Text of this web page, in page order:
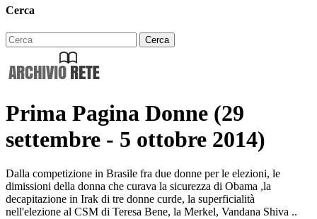
Cerca
Prima Pagina Donne (29
settembre - 5 ottobre 2014)
Dalla competizione in Brasile fra due donne per le elezioni, le
dimissioni della donna che curava la sicurezza di Obama ,la
decapitazione in Irak di tre donne curde, la superficialità
nell'elezione al CSM di Teresa Bene, la Merkel, Vandana Shiva ..